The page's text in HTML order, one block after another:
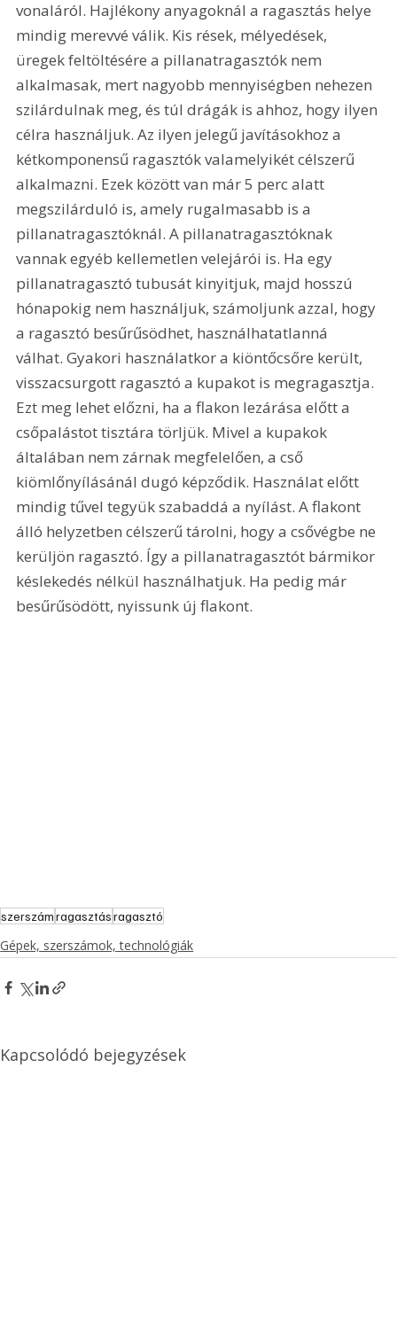
vonaláról. Hajlékony anyagoknál a ragasztás helye
mindig merevvé válik. Kis rések, mélyedések,
üregek feltöltésére a pillanatragasztók nem
alkalmasak, mert nagyobb mennyiségben nehezen
szilárdulnak meg, és túl drágák is ahhoz, hogy ilyen
célra használjuk. Az ilyen jelegű javításokhoz a
kétkomponensű ragasztók valamelyikét célszerű
alkalmazni. Ezek között van már 5 perc alatt
megszilárduló is, amely rugalmasabb is a
pillanatragasztóknál. A pillanatragasztóknak
vannak egyéb kellemetlen velejárói is. Ha egy
pillanatragasztó tubusát kinyitjuk, majd hosszú
hónapokig nem használjuk, számoljunk azzal, hogy
a ragasztó besűrűsödhet, használhatatlanná
válhat. Gyakori használatkor a kiöntőcsőre került,
visszacsurgott ragasztó a kupakot is megragasztja.
Ezt meg lehet előzni, ha a flakon lezárása előtt a
csőpalástot tisztára törljük. Mivel a kupakok
általában nem zárnak megfelelően, a cső
kiömlőnyílásánál dugó képződik. Használat előtt
mindig tűvel tegyük szabaddá a nyílást. A flakont
álló helyzetben célszerű tárolni, hogy a csővégbe ne
kerüljön ragasztó. Így a pillanatragasztót bármikor
késlekedés nélkül használhatjuk. Ha pedig már
besűrűsödött, nyissunk új flakont.
szerszámragasztásragasztó
Gépek, szerszámok, technológiák
Kapcsolódó bejegyzések